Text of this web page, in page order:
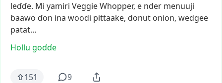
leɗɗe. Mi yamiri VeggieWhopper, e nder menuuji
ɓaawo ɗon ina woodi pittaake, donut onion, wedgee
patat…
Hollu goɗɗe
151 9